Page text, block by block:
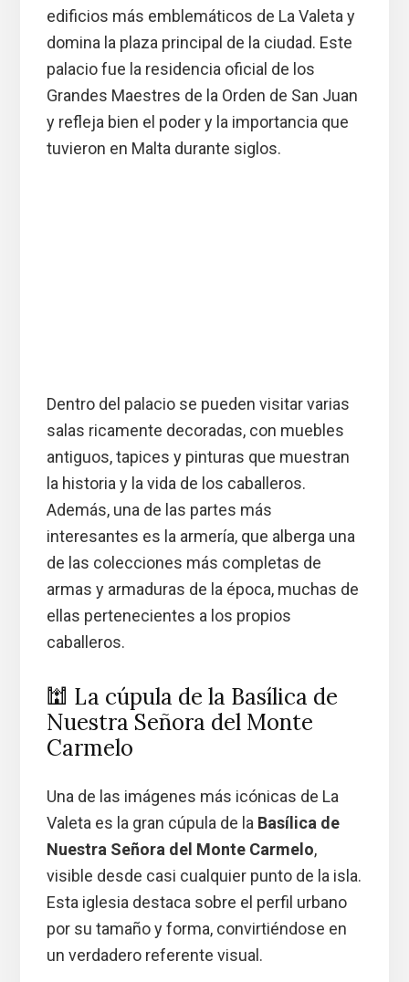
edificios más emblemáticos de La Valeta y
domina la plaza principal de la ciudad. Este
palacio fue la residencia oficial de los
Grandes Maestres de la Orden de San Juan
y refleja bien el poder y la importancia que
tuvieron en Malta durante siglos.
Dentro del palacio se pueden visitar varias
salas ricamente decoradas, con muebles
antiguos, tapices y pinturas que muestran
la historia y la vida de los caballeros.
Además, una de las partes más
interesantes es la armería, que alberga una
de las colecciones más completas de
armas y armaduras de la época, muchas de
ellas pertenecientes a los propios
caballeros.
🕍 La cúpula de la Basílica de
Nuestra Señora del Monte
Carmelo
Una de las imágenes más icónicas de La
Valeta es la gran cúpula de la Basílica de
Nuestra Señora del Monte Carmelo,
visible desde casi cualquier punto de la isla.
Esta iglesia destaca sobre el perfil urbano
por su tamaño y forma, convirtiéndose en
un verdadero referente visual.